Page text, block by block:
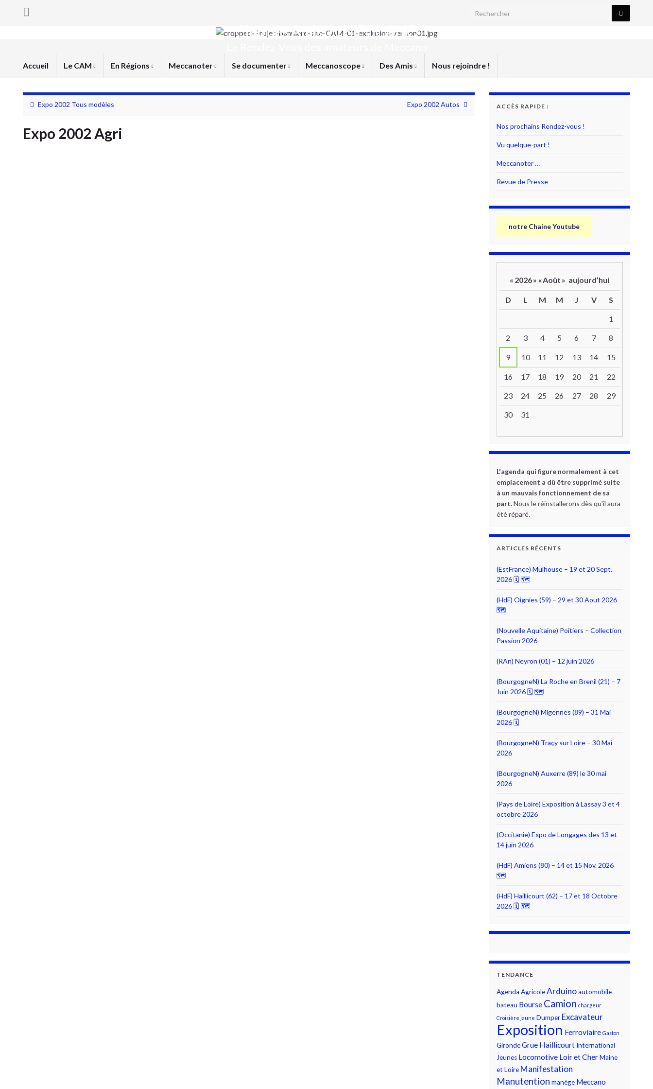
Search for:
Club des Amis du MECCANO
Accueil Le CAM En Régions Meccanoter Se documenter Meccanoscope Des Amis Nous rejoindre !
Expo 2002 Tous modèles Expo 2002 Autos
Expo 2002 Agri
ACCÈS RAPIDE :
Nos prochains Rendez-vous !
Vu quelque-part !
Meccanoter …
Revue de Presse
notre Chaine Youtube
« 2026» «Août » aujourd’hui
D L M M J V S
1
2 3 4 5 6 7 8
9 10 11 12 13 14 15
16 17 18 19 20 21 22
23 24 25 26 27 28 29
30 31
L'agenda qui figure normalement à cet
emplacement a dû être supprimé suite
à un mauvais fonctionnement de sa
part.Nous le réinstallerons dès qu'il aura
été réparé.
ARTICLES RÉCENTS
(EstFrance) Mulhouse – 19 et 20 Sept.
2026 🗓 🗺
(HdF) Oignies (59) – 29 et 30 Aout 2026
🗺
(Nouvelle Aquitaine) Poitiers – Collection
Passion 2026
(RAn) Neyron (01) – 12 juin 2026
(BourgogneN) La Roche en Brenil (21) – 7
Juin 2026 🗓 🗺
(BourgogneN) Migennes (89) – 31 Mai
2026 🗓
(BourgogneN) Traçy sur Loire – 30 Mai
2026
(BourgogneN) Auxerre (89) le 30 mai
2026
(Pays de Loire) Exposition à Lassay 3 et 4
octobre 2026
(Occitanie) Expo de Longages des 13 et
14 juin 2026
(HdF) Amiens (80) – 14 et 15 Nov. 2026
🗺
(HdF) Haillicourt (62) – 17 et 18 Octobre
2026 🗓 🗺
TENDANCE
Agenda AgricoleArduinoautomobile
bateau Bourse Camion chargeur
Croisière jaune Dumper Excavateur
Exposition Ferroviaire Gaston
GirondeGrue Haillicourt International
Jeunes Locomotive Loir et CherMaine
et Loire Manifestation
Manutention manège Meccano